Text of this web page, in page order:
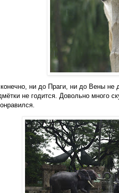
ни до Праги, ни до Вены не
не годится. Довольно много